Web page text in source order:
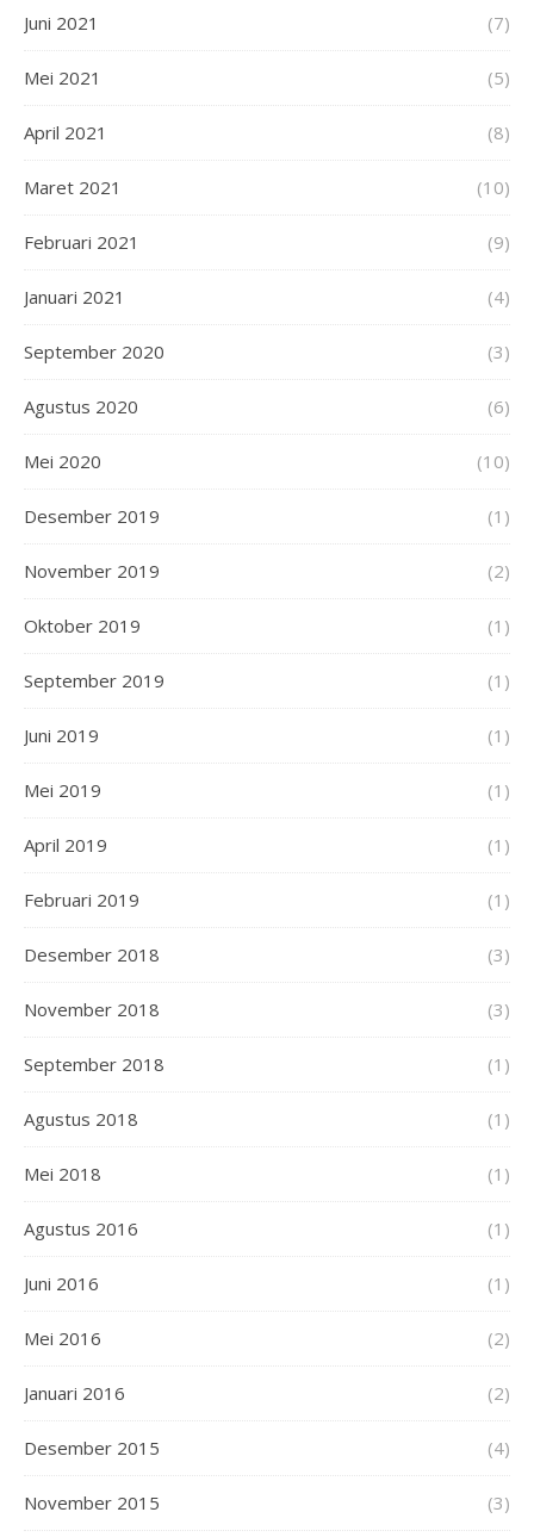
Juni 2021 (7)
Mei 2021 (5)
April 2021 (8)
Maret 2021 (10)
Februari 2021 (9)
Januari 2021 (4)
September 2020 (3)
Agustus 2020 (6)
Mei 2020 (10)
Desember 2019 (1)
November 2019 (2)
Oktober 2019 (1)
September 2019 (1)
Juni 2019 (1)
Mei 2019 (1)
April 2019 (1)
Februari 2019 (1)
Desember 2018 (3)
November 2018 (3)
September 2018 (1)
Agustus 2018 (1)
Mei 2018 (1)
Agustus 2016 (1)
Juni 2016 (1)
Mei 2016 (2)
Januari 2016 (2)
Desember 2015 (4)
November 2015 (3)